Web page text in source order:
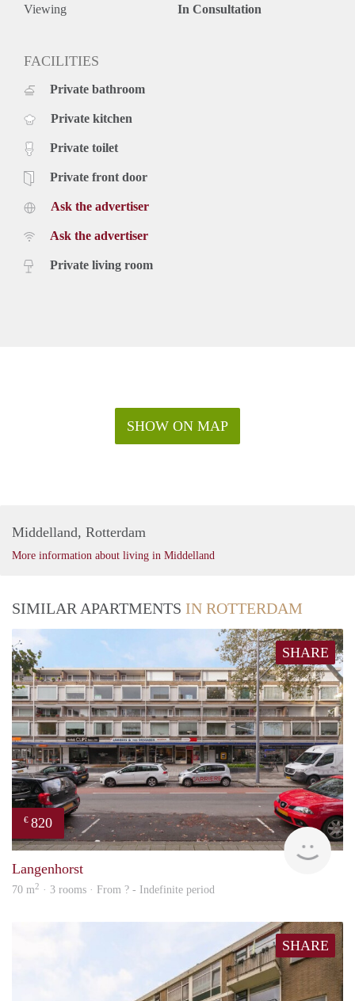
€ 875, - per maand exclusief g /w/e, kabel tv, internet en
Huurprijs op basis van een minimale huurperiode van 12
Viewing In Consultation
FACILITIES
Private bathroom
Private kitchen
Private toilet
Private front door
Ask the advertiser
Ask the advertiser
Private living room
SHOW ON MAP
Middelland, Rotterdam
More information about living in Middelland
SIMILAR APARTMENTS IN ROTTERDAM
SHARE
€ 820
Langenhorst
70 m2 · 3 rooms · From ? - Indefinite period
SHARE